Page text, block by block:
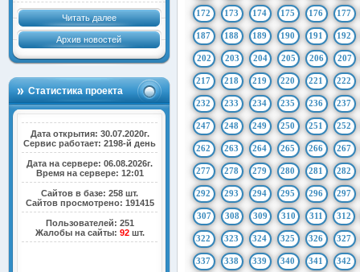
Читать далее
Архив новостей
Статистика проекта
Дата открытия: 30.07.2020г.
Сервис работает: 2198-й день
Дата на сервере: 06.08.2026г.
Время на сервере: 12:01
Сайтов в базе: 258 шт.
Сайтов просмотрено: 191415
Пользователей: 251
Жалобы на сайты: 92шт.
172 173 174 175 176 177
187 188 189 190 191 192
202 203 204 205 206 207
217 218 219 220 221 222
232 233 234 235 236 237
247 248 249 250 251 252
262 263 264 265 266 267
277 278 279 280 281 282
292 293 294 295 296 297
307 308 309 310 311 312
322 323 324 325 326 327
337 338 339 340 341 342